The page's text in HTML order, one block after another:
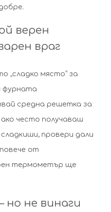
верен
враг
„сладко място“ за
фурната
средна решетка за
често получаваш
провери дали
от
термометър ще
но не винаги